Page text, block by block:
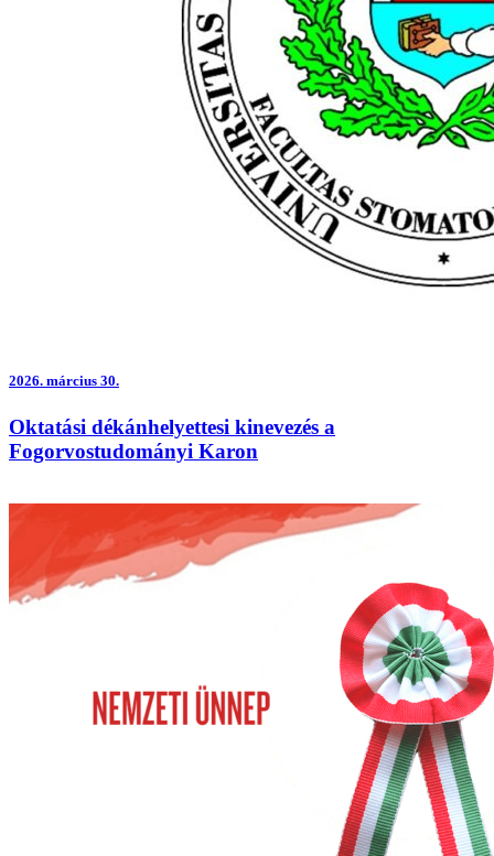
2026. március 30.
Oktatási dékánhelyettesi kinevezés a
Fogorvostudományi Karon